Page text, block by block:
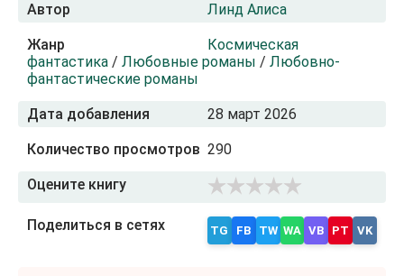
Автор Линд Алиса
Жанр
Космическая
фантастика / Любовные романы / Любовно-
фантастические романы
Дата добавления 28 март 2026
Количество просмотров 290
Оцените книгу
Поделиться в сетях TG FB TW WA VB PT VK